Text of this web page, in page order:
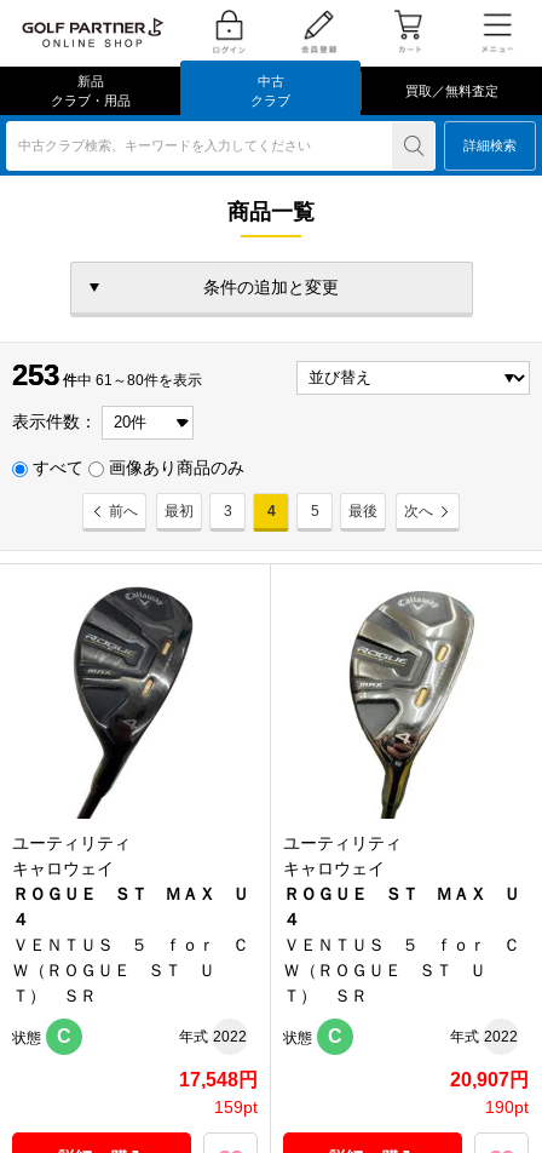
新品
クラブ・用品
中古
クラブ
買取／無料査定
中古クラブ検索、キーワードを入力してください 詳細検索
商品一覧
条件の追加と変更
253 件
253 件中 61～80件を表示
表示件数：
すべて 画像あり商品のみ
前へ 最初 3 4 5 最後 次へ
ユーティリティ
キャロウェイ
ＲＯＧＵＥ ＳＴ ＭＡＸ Ｕ
４
ＶＥＮＴＵＳ ５ ｆｏｒ Ｃ
Ｗ（ＲＯＧＵＥ ＳＴ Ｕ
Ｔ） ＳＲ
状態 C 年式 2022
17,548円
159pt
ユーティリティ
キャロウェイ
ＲＯＧＵＥ ＳＴ ＭＡＸ Ｕ
４
ＶＥＮＴＵＳ ５ ｆｏｒ Ｃ
Ｗ（ＲＯＧＵＥ ＳＴ Ｕ
Ｔ） ＳＲ
状態 C 年式 2022
20,907円
190pt